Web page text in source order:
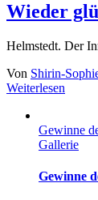
Wieder
Helmstedt. Der
Von Shirin-
Weiterlesen
Gewinne
Gallerie
Gewinne